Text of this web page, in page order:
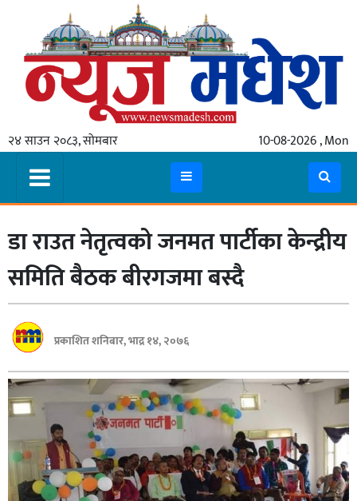
२४ साउन २०८३, सोमबार 10-08-2026 , Mon
गृहपृष्ठ
स्थानीय
प्रदेश
मधेश
प्रदेश
लुम्बिनी
गण्डकी
बागमती
कर्णाली
सुदूरपश्चिम
मधेश
विशेष
डा राउत नेतृत्वको जनमत पार्टीका केन्द्रीय
समिति बैठक बीरग‌जमा बस्दै
प्रकाशित शनिबार, भाद्र १४, २०७६